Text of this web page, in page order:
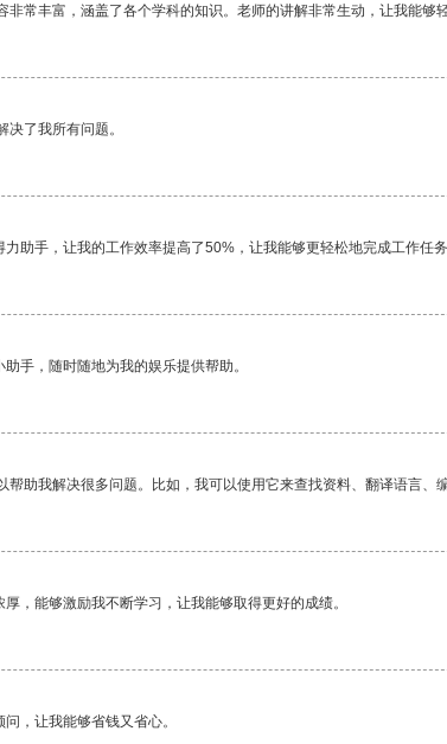
非常丰富，涵盖了各个学科的知识。老师的讲解非常生动，让我能够
了我所有问题。
助手，让我的工作效率提高了50%，让我能够更轻松地完成工作任务
手，随时随地为我的娱乐提供帮助。
帮助我解决很多问题。比如，我可以使用它来查找资料、翻译语言、
，能够激励我不断学习，让我能够取得更好的成绩。
，让我能够省钱又省心。